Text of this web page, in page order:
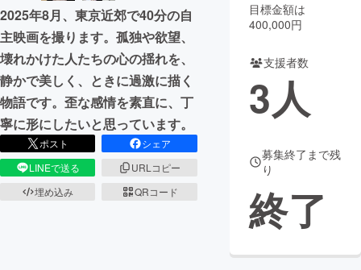
まちづくり・地域活性化
CAMPFIRE for Social Good
CAMPFIRE Creation
CAMPFIREふるさと納税machi-ya コミュニティ
2025年8月、東京近郊で40分の自
主映画を撮ります。孤独や欲望、
壊れかけた人たちの心の揺れを、
静かで美しく、ときに過激に描く
物語です。歪な感情を素直に、丁
寧に形にしたいと思っています。
ポスト
シェア
LINEで送る
URLコピー
埋め込み
QRコード
目標金額は
400,000円
支援者数
3人
募集終了まで残
り
終了